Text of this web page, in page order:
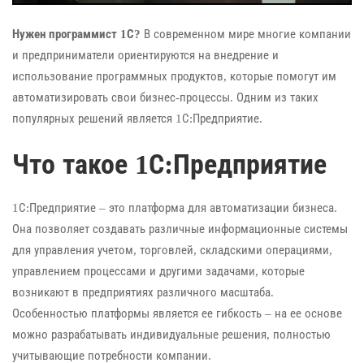
Нужен программист 1С? В современном мире многие компании
и предприниматели ориентируются на внедрение и
использование программных продуктов, которые помогут им
автоматизировать свои бизнес-процессы. Одним из таких
популярных решений является 1С:Предприятие.
Что такое 1С:Предприятие
1С:Предприятие – это платформа для автоматизации бизнеса.
Она позволяет создавать различные информационные системы
для управления учетом, торговлей, складскими операциями,
управлением процессами и другими задачами, которые
возникают в предприятиях различного масштаба.
Особенностью платформы является ее гибкость – на ее основе
можно разрабатывать индивидуальные решения, полностью
учитывающие потребности компании.